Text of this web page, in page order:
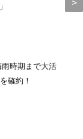
時期まで大活
確約！